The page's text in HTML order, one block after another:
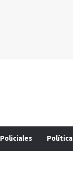
Policiales Política